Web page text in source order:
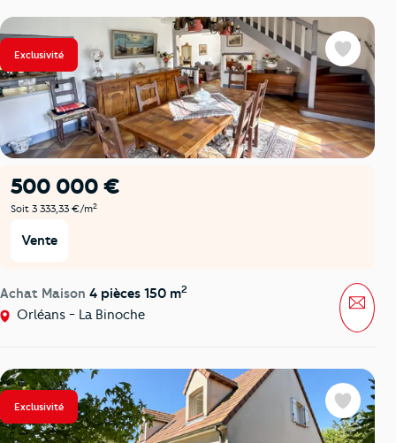
Exclusivité
500 000 €
Soit 3 333,33 €/m2
Vente
Achat Maison 4 pièces 150 m2
Orléans - La Binoche
Favoris
Exclusivité Favoris